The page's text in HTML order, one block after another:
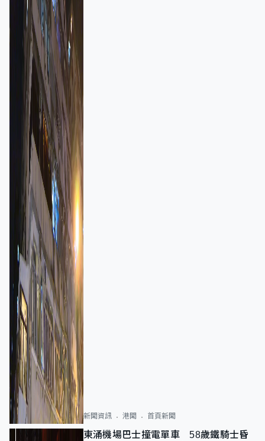
新聞資訊 港聞 首頁新聞
東涌機場巴士撞電單車 58歲鐵騎士昏